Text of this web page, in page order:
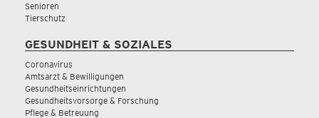
Senioren
Tierschutz
GESUNDHEIT & SOZIALES
Coronavirus
Amtsarzt & Bewilligungen
Gesundheitseinrichtungen
Gesundheitsvorsorge & Forschung
Pflege & Betreuung